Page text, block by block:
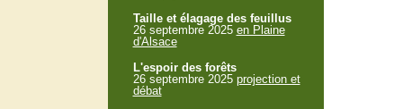
Taille et élagage des feuillus
26 septembre 2025 en Plaine
d'Alsace
L'espoir des forêts
26 septembre 2025 projection et
débat